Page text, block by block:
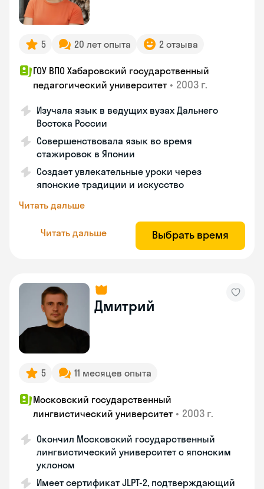
5 20 лет опыта 2 отзыва
ГОУ ВПО Хабаровский государственный
педагогический университет • 2003 г.
Изучала язык в ведущих вузах Дальнего
Востока России
Совершенствовала язык во время
стажировок в Японии
Создает увлекательные уроки через
японские традиции и искусство
Читать дальше
Читать дальше Выбрать время
Дмитрий
5 11 месяцев опыта
Московский государственный
лингвистический университет • 2003 г.
Окончил Московский государственный
лингвистический университет с японским
уклоном
Имеет сертификат JLPT-2, подтверждающий